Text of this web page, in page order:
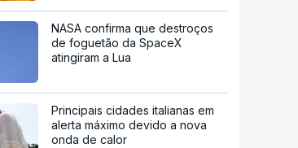
NASA confirma que destroços
de foguetão da SpaceX
atingiram a Lua
Principais cidades italianas em
alerta máximo devido a nova
onda de calor